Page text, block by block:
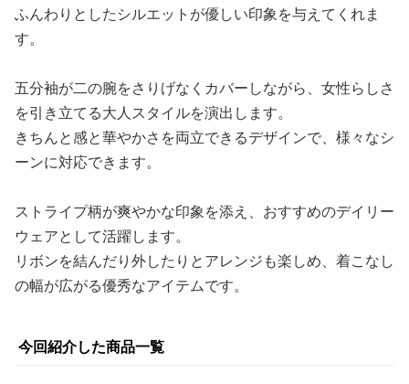
ふんわりとしたシルエットが優しい印象を与えてくれま
す。
五分袖が二の腕をさりげなくカバーしながら、女性らしさ
を引き立てる大人スタイルを演出します。
きちんと感と華やかさを両立できるデザインで、様々なシ
ーンに対応できます。
ストライプ柄が爽やかな印象を添え、おすすめのデイリー
ウェアとして活躍します。
リボンを結んだり外したりとアレンジも楽しめ、着こなし
の幅が広がる優秀なアイテムです。
今回紹介した商品一覧